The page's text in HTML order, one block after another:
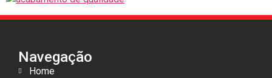
Navegação
Home